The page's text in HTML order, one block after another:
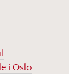
i Oslo